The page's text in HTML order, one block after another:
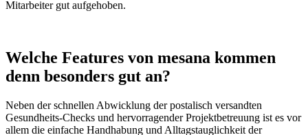
Mitarbeiter gut aufgehoben.
Welche Features von mesana kommen
denn besonders gut an?
Neben der schnellen Abwicklung der postalisch versandten
Gesundheits-Checks und hervorragender Projektbetreuung ist es vor
allem die einfache Handhabung und Alltagstauglichkeit der